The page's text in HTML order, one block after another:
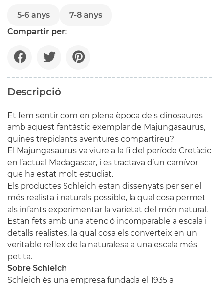
5-6 anys
7-8 anys
Compartir per:
Descripció
Et fem sentir com en plena època dels dinosaures
amb aquest fantàstic exemplar de Majungasaurus,
quines trepidants aventures compartireu?
El Majungasaurus va viure a la fi del període Cretàcic
en l’actual Madagascar, i es tractava d’un carnívor
que ha estat molt estudiat.
Els productes Schleich estan dissenyats per ser el
més realista i naturals possible, la qual cosa permet
als infants experimentar la varietat del món natural.
Estan fets amb una atenció incomparable a escala i
detalls realistes, la qual cosa els converteix en un
veritable reflex de la naturalesa a una escala més
petita.
Sobre Schleich
Schleich és una empresa fundada el 1935 a